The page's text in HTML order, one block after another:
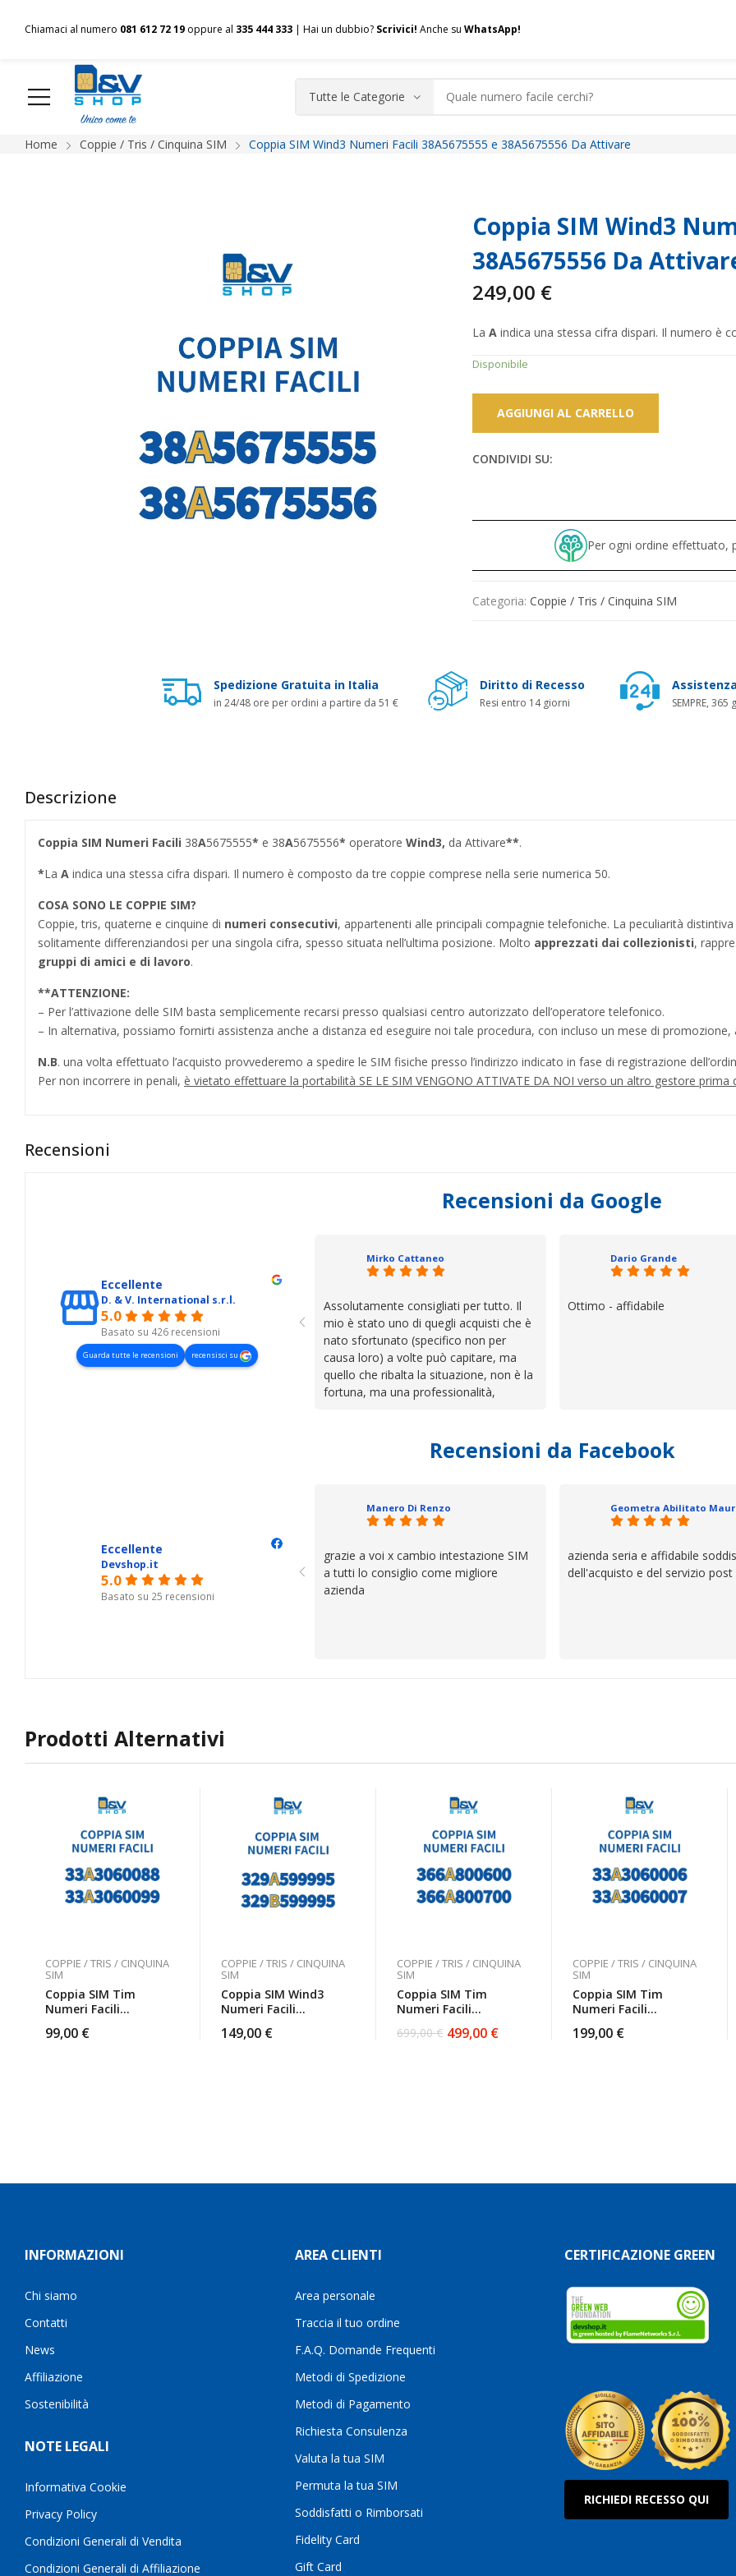
Chiamaci al numero 081 612 72 19 oppure al 335 444 333 | Hai un dubbio? Scrivici! Anche su WhatsApp!
HOME Chi siamo Shop Spedizioni Pagamenti F.A.Q. Contatti Consulenza Valuta la tua SIM
Home Coppie / Tris / Cinquina SIM Coppia SIM Wind3 Numeri Facili 38A5675555 e 38A5675556 Da Attivare
Coppia SIM Wind3
38A5675556 Da
249,00 €
La A indica una stessa cifra dispari. Il numero è
Disponibile
AGGIUNGI AL CARRELLO
CONDIVIDI SU:
Per ogni ordine effettuato,
Categoria: Coppie / Tris / Cinquina SIM
Spedizione Gratuita in Italia
in 24/48 ore per ordini a partire da 51 €
Diritto di Recesso
Resi entro 14 giorni SEMPRE, 365
Descrizione
Coppia SIM Numeri Facili 38A5675555* e 38A5675556* operatore Wind3, da Attivare**.
*La A indica una stessa cifra dispari. Il numero è composto da tre coppie comprese nella serie numerica 50.
COSA SONO LE COPPIE SIM?
Coppie, tris, quaterne e cinquine di numeri consecutivi, appartenenti alle principali compagnie telefoniche. La peculiarità
solitamente differenziandosi per una singola cifra, spesso situata nell’ultima posizione. Molto apprezzati dai collezionisti,
gruppi di amici e di lavoro.
**ATTENZIONE:
– Per l’attivazione delle SIM basta semplicemente recarsi presso qualsiasi centro autorizzato dell’operatore telefonico.
– In alternativa, possiamo fornirti assistenza anche a distanza ed eseguire noi tale procedura, con incluso un mese di promozione,
N.B. una volta effettuato l’acquisto provvederemo a spedire le SIM fisiche presso l’indirizzo indicato in fase di registrazione
Per non incorrere in penali, è vietato effettuare la portabilità SE LE SIM VENGONO ATTIVATE DA NOI verso un altro gestore prima
Recensioni
Recensioni da Google
Eccellente
D. & V. International s.r.l.
5.0
Basato su 426 recensioni
Guarda tutte le recensioni recensisci su
Mirko Cattaneo
Assolutamente consigliati per tutto. Il
mio è stato uno di quegli acquisti che è
nato sfortunato (specifico non per
causa loro) a volte può capitare, ma
quello che ribalta la situazione, non è la
fortuna, ma una professionalità,
cose. Be', io qui è proprio quello che ho
trovato, un atteggiamento che va oltre
se avete bisogno siete in ottime mani.
Dario Grande
Ottimo - affidabile
Recensioni da Facebook
Eccellente
Devshop.it
5.0
Basato su 25 recensioni
Manero Di Renzo
grazie a voi x cambio intestazione SIM
a tutti lo consiglio come migliore
azienda
azienda seria e affidabile
dell'acquisto e del servizio post
Prodotti Alternativi
COPPIE / TRIS / CINQUINA
SIM
Coppia SIM Tim
Numeri Facili
33A3060099 Da
99,00 €
COPPIE / TRIS / CINQUINA
SIM
Coppia SIM Wind3
Numeri Facili
329B599995 Da
149,00 €
COPPIE / TRIS / CINQUINA
SIM
Coppia SIM Tim
Numeri Facili
366A800700
699,00€
Il 499,00 €
Il
COPPIE / TRIS / CINQUINA
SIM
Coppia SIM Tim
Numeri Facili
33A3060007 Da
199,00 €
INFORMAZIONI
Chi siamo
Contatti
News
Affiliazione
Sostenibilità
NOTE LEGALI
Informativa Cookie
Privacy Policy
Condizioni Generali di Vendita
Condizioni Generali di Affiliazione
AREA CLIENTI
Area personale
Traccia il tuo ordine
F.A.Q. Domande Frequenti
Metodi di Spedizione
Metodi di Pagamento
Richiesta Consulenza
Valuta la tua SIM
Permuta la tua SIM
Soddisfatti o Rimborsati
Fidelity Card
Gift Card
CERTIFICAZIONE GREEN
RICHIEDI RECESSO QUI